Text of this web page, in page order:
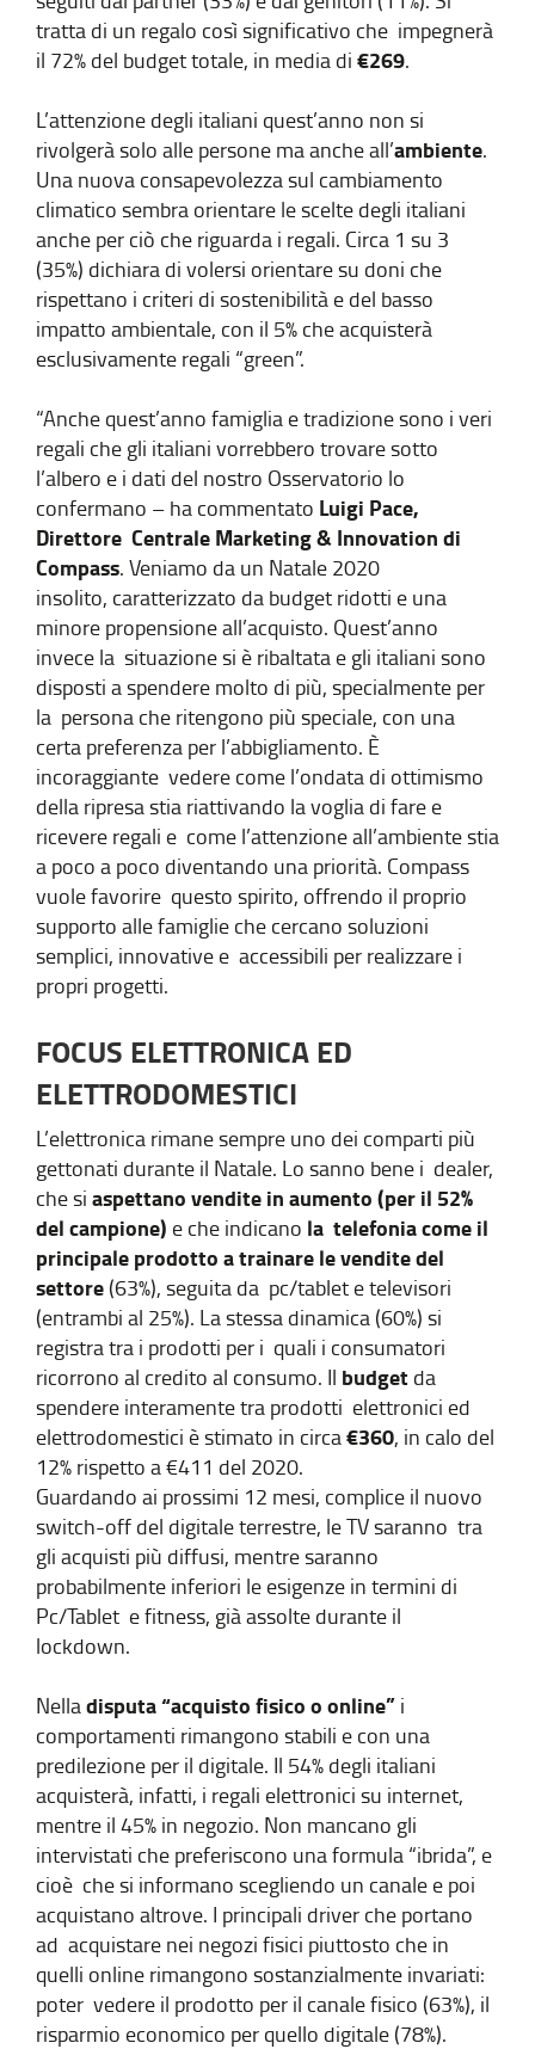
tratta di un regalo così significativo che impegnerà
il 72% del budget totale, in media di €269.
L’attenzione degli italiani quest’anno non si
rivolgerà solo alle persone ma anche all’ambiente.
Una nuova consapevolezza sul cambiamento
climatico sembra orientare le scelte degli italiani
anche per ciò che riguarda i regali. Circa 1 su 3
(35%) dichiara di volersi orientare su doni che
rispettano i criteri di sostenibilità e del basso
impatto ambientale, con il 5% che acquisterà
esclusivamente regali “green”.
“Anche quest’anno famiglia e tradizione sono i veri
regali che gli italiani vorrebbero trovare sotto
l’albero e i dati del nostro Osservatorio lo
confermano – ha commentato Luigi Pace,
Direttore Centrale Marketing & Innovation di
Compass. Veniamo da un Natale 2020
insolito, caratterizzato da budget ridotti e una
minore propensione all’acquisto. Quest’anno
invece la situazione si è ribaltata e gli italiani sono
disposti a spendere molto di più, specialmente per
la persona che ritengono più speciale, con una
certa preferenza per l’abbigliamento. È
incoraggiante vedere come l’ondata di ottimismo
della ripresa stia riattivando la voglia di fare e
ricevere regali e come l’attenzione all’ambiente stia
a poco a poco diventando una priorità. Compass
vuole favorire questo spirito, offrendo il proprio
supporto alle famiglie che cercano soluzioni
semplici, innovative e accessibili per realizzare i
propri progetti.
FOCUS ELETTRONICA ED
ELETTRODOMESTICI
L’elettronica rimane sempre uno dei comparti più
gettonati durante il Natale. Lo sanno bene i dealer,
che si aspettano vendite in aumento (per il 52%
del campione) e che indicano la telefonia come il
principale prodotto a trainare le vendite del
settore (63%), seguita da pc/tablet e televisori
(entrambi al 25%). La stessa dinamica (60%) si
registra tra i prodotti per i quali i consumatori
ricorrono al credito al consumo. Il budget da
spendere interamente tra prodotti elettronici ed
elettrodomestici è stimato in circa€360, in calo del
12% rispetto a €411 del 2020.
Guardando ai prossimi 12 mesi, complice il nuovo
switch-off del digitale terrestre, le TV saranno tra
gli acquisti più diffusi, mentre saranno
probabilmente inferiori le esigenze in termini di
Pc/Tablet e fitness, già assolte durante il
lockdown.
Nelladisputa “acquisto fisico o online” i
comportamenti rimangono stabili e con una
predilezione per il digitale. Il 54% degli italiani
acquisterà, infatti, i regali elettronici su internet,
mentre il 45% in negozio. Non mancano gli
intervistati che preferiscono una formula “ibrida”, e
cioè che si informano scegliendo un canale e poi
acquistano altrove. I principali driver che portano
ad acquistare nei negozi fisici piuttosto che in
quelli online rimangono sostanzialmente invariati:
poter vedere il prodotto per il canale fisico (63%), il
risparmio economico per quello digitale (78%).